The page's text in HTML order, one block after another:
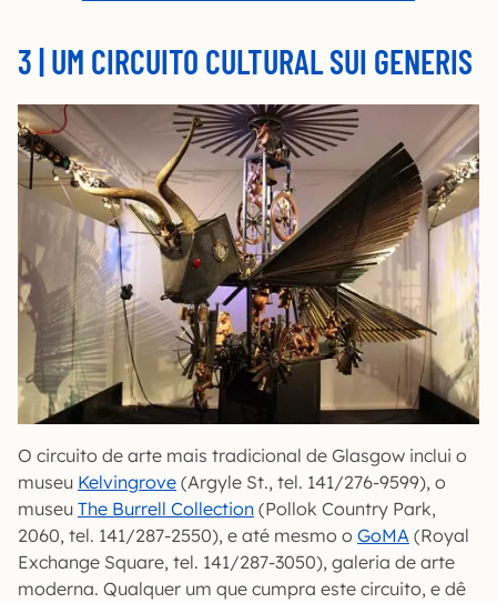
3 | UM CIRCUITO CULTURAL SUI GENERIS
O circuito de arte mais tradicional de Glasgow inclui o
museu Kelvingrove (Argyle St., tel. 141/276-9599), o
museu The Burrell Collection (Pollok Country Park,
2060, tel. 141/287-2550), e até mesmo o GoMA (Royal
Exchange Square, tel. 141/287-3050), galeria de arte
moderna. Qualquer um que cumpra este circuito, e dê